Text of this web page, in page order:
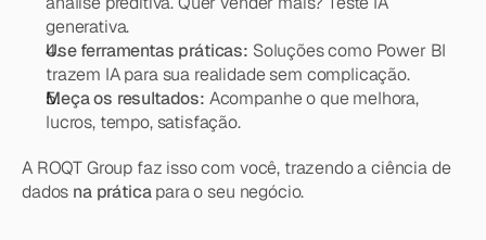
generativa.
Use ferramentas práticas: Soluções como Power BI
trazem IA para sua realidade sem complicação.
Meça os resultados: Acompanhe o que melhora,
lucros, tempo, satisfação.
A ROQT Group faz isso com você, trazendo a ciência de
dados na prática para o seu negócio.